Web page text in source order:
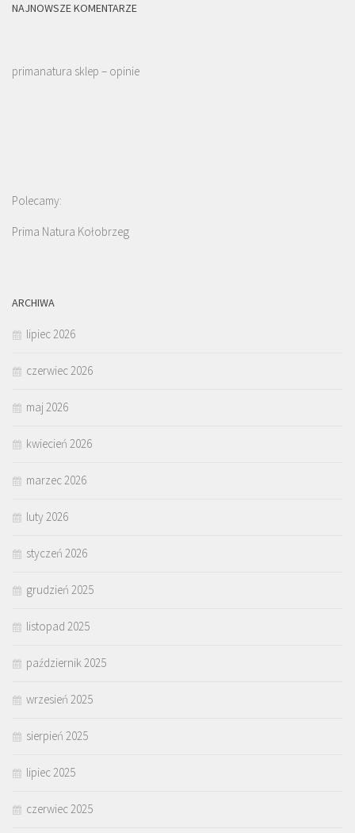
NAJNOWSZE KOMENTARZE
primanatura sklep – opinie
Polecamy:
Prima Natura Kołobrzeg
ARCHIWA
lipiec 2026
czerwiec 2026
maj 2026
kwiecień 2026
marzec 2026
luty 2026
styczeń 2026
grudzień 2025
listopad 2025
październik 2025
wrzesień 2025
sierpień 2025
lipiec 2025
czerwiec 2025